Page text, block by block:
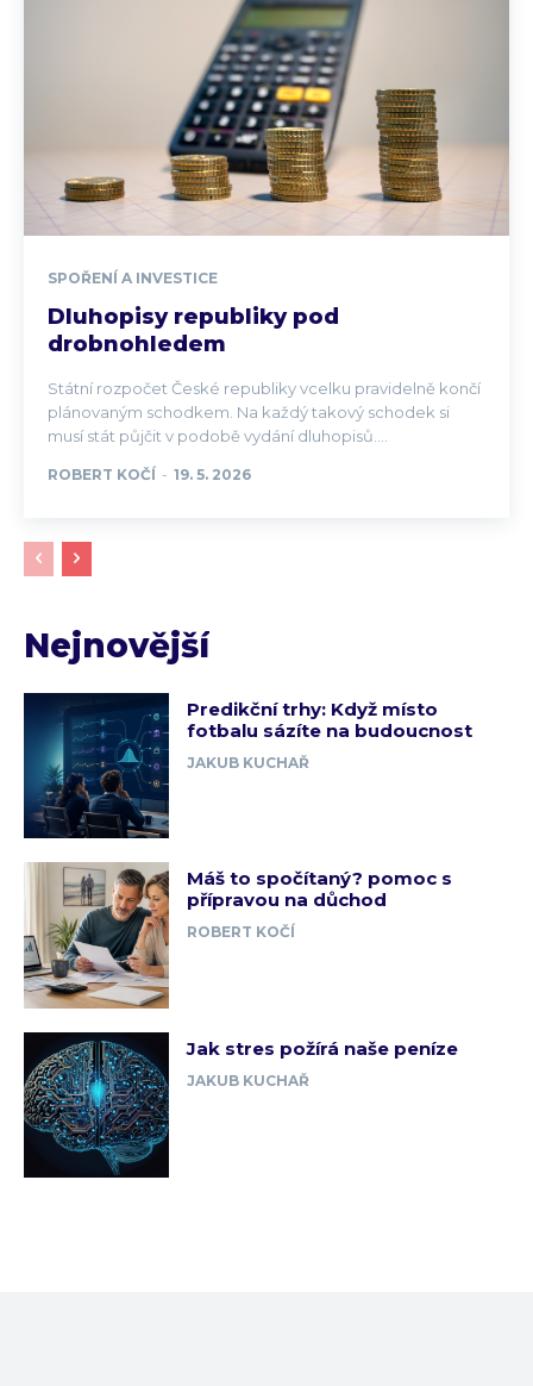
SPOŘENÍ A INVESTICE
Dluhopisy republiky pod
drobnohledem
Státní rozpočet České republiky vcelku pravidelně končí
plánovaným schodkem. Na každý takový schodek si
musí stát půjčit v podobě vydání dluhopisů....
ROBERT KOČÍ - 19. 5. 2026
Nejnovější
Predikční trhy: Když místo
fotbalu sázíte na budoucnost
JAKUB KUCHAŘ
Máš to spočítaný? pomoc s
přípravou na důchod
ROBERT KOČÍ
Jak stres požírá naše peníze
JAKUB KUCHAŘ